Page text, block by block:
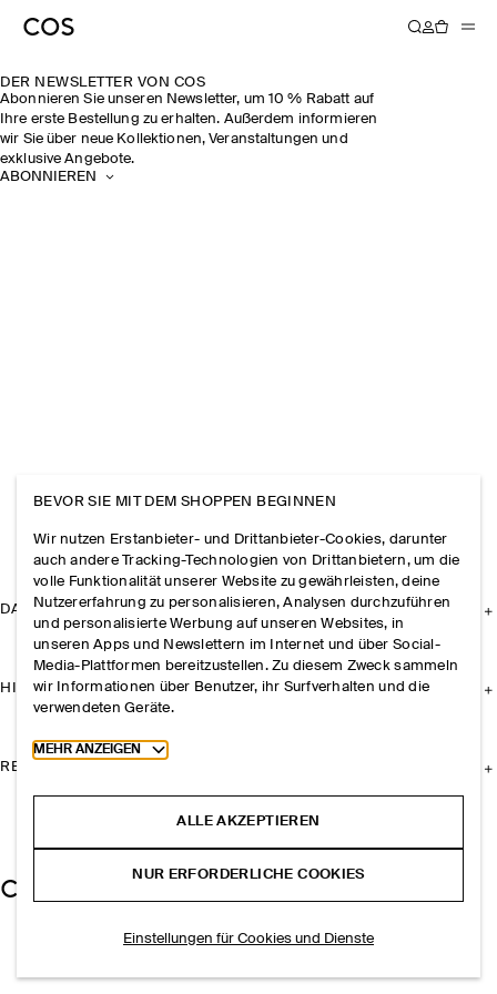
DER NEWSLETTER VON COS
Abonnieren Sie unseren Newsletter, um 10 % Rabatt auf
Ihre erste Bestellung zu erhalten. Außerdem informieren
wir Sie über neue Kollektionen, Veranstaltungen und
exklusive Angebote.
ABONNIEREN
DAS UNTERNEHMEN
HILFE
RECHTLICHES
BEVOR SIE MIT DEM SHOPPEN BEGINNEN
Wir nutzen Erstanbieter- und Drittanbieter-Cookies, darunter
auch andere Tracking-Technologien von Drittanbietern, um die
volle Funktionalität unserer Website zu gewährleisten, deine
Nutzererfahrung zu personalisieren, Analysen durchzuführen
und personalisierte Werbung auf unseren Websites, in
unseren Apps und Newslettern im Internet und über Social-
Media-Plattformen bereitzustellen. Zu diesem Zweck sammeln
wir Informationen über Benutzer, ihr Surfverhalten und die
verwendeten Geräte.
Toggle more cookie information
MEHR ANZEIGEN
ALLE AKZEPTIEREN
NUR ERFORDERLICHE COOKIES
Einstellungen für Cookies und Dienste